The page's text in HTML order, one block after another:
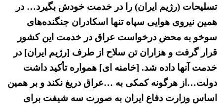
تسلیحات (رژیم ایران) را در خدمت خودش بگیرد… در
همین نیروی هوایی سپاه تنها اسکادران جنگنده‌های
سوخو به محض درخواست عراق در خدمت این کشور
قرار گرفت و هزاران تن سلاح از طرف [رژیم ایران] در
خدمت آنها داده شد. [خامنه ای] همواره تأکید داشت
دولت…از هرگونه کمکی به …عراق دریغ نکند و بر همین
اساس وزارت دفاع ایران به صورت سه شیفت برای